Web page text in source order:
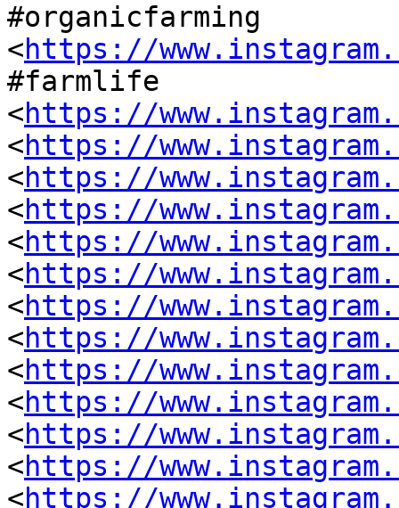
#organicfarming
<https://
#farmlife
<https://
<https://
<https://
<https://
<https://
<https://
<https://
<https://
<https://
<https://
<https://
<https://
<https://